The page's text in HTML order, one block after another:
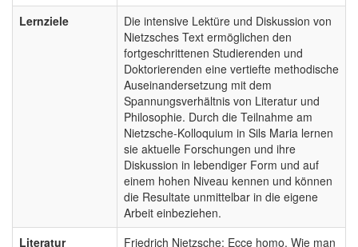
Lernziele
Die intensive Lektüre und Diskussion von
Nietzsches Text ermöglichen den
fortgeschrittenen Studierenden und
Doktorierenden eine vertiefte methodische
Auseinandersetzung mit dem
Spannungsverhältnis von Literatur und
Philosophie. Durch die Teilnahme am
Nietzsche-Kolloquium in Sils Maria lernen
sie aktuelle Forschungen und ihre
Diskussion in lebendiger Form und auf
einem hohen Niveau kennen und können
die Resultate unmittelbar in die eigene
Arbeit einbeziehen.
Literatur
Friedrich Nietzsche: Ecce homo. Wie man